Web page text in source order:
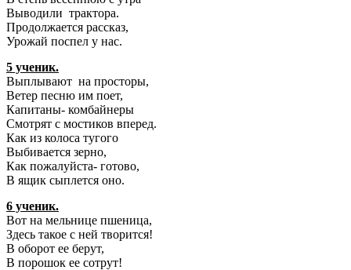
Выводили трактора.
Продолжается рассказ,
Урожай поспел у нас.
5 ученик.
Выплывают на просторы,
Ветер песню им поет,
Капитаны- комбайнеры
Смотрят с мостиков вперед.
Как из колоса тугого
Выбивается зерно,
Как пожалуйста- готово,
В ящик сыплется оно.
6 ученик.
Вот на мельнице пшеница,
Здесь такое с ней творится!
В оборот ее берут,
В порошок ее сотрут!